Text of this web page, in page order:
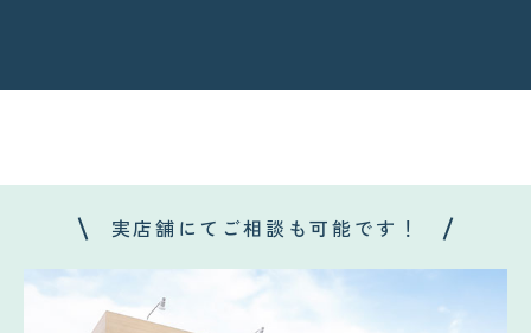
実店舗にてご相談も可能です！